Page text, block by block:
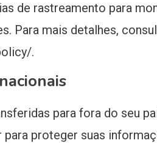
de rastreamento para
Para mais detalhes,
.
para fora do seu
proteger suas